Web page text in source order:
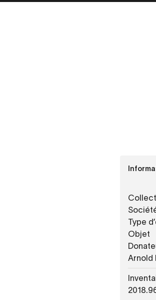
Type
Objet
Arnold